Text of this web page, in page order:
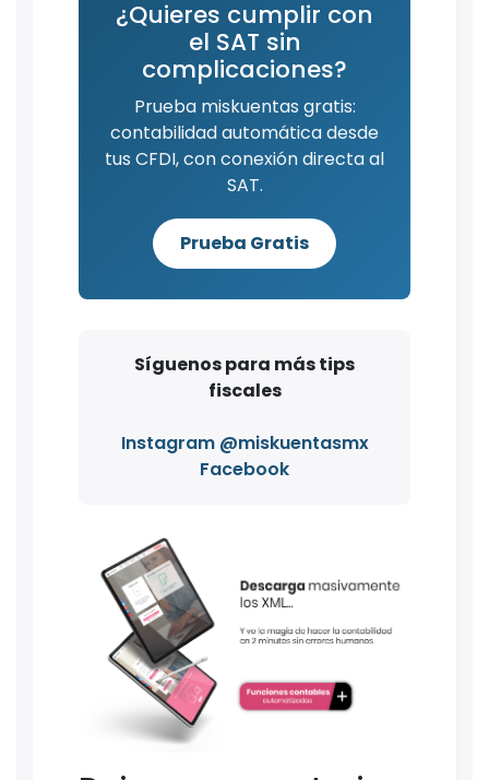
¿Quieres cumplir con
el SAT sin
complicaciones?
Prueba miskuentas gratis:
contabilidad automática desde
tus CFDI, con conexión directa al
SAT.
Prueba Gratis
Síguenos para más tips
fiscales
Instagram @miskuentasmx
Facebook